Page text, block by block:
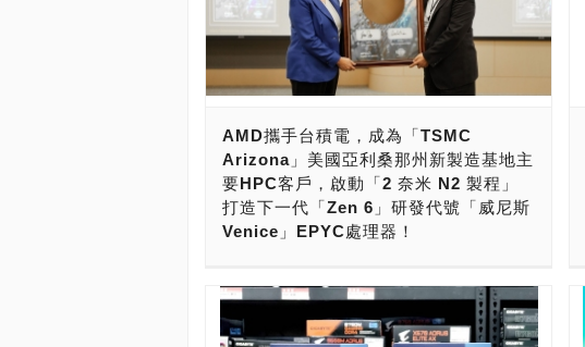
AMD攜手台積電，成為「TSMC
Arizona」美國亞利桑那州新製造基地主
要HPC客戶，啟動「2 奈米 N2 製程」
打造下一代「Zen 6」研發代號「威尼斯
Venice」EPYC處理器！
為“Venice”，是業內首款採用台積電先進的
2nm（N2）工藝技術流片並投產的 HPC 產
品。 這凸顯了 AMD 和台積電半導體製造合作